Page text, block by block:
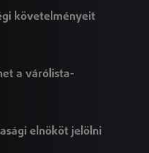
követelményeit
a várólista-
elnököt jelölni